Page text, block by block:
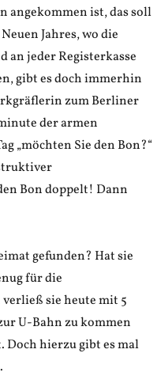
angekommen ist, das soll
Jahres, wo die
an jeder Registerkasse
gibt es doch immerhin
zum Berliner
der armen
„möchten Sie den Bon?“
Bon doppelt! Dann
gefunden? Hat sie
für die
sie heute mit 5
U-Bahn zu kommen
hierzu gibt es mal